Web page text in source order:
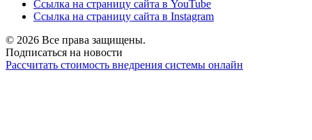
Ссылка на страницу сайта в YouTube
Ссылка на страницу сайта в Instagram
© 2026 Все права защищены.
Подписаться на новости
Рассчитать стоимость внедрения системы онлайн